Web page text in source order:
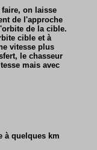
on laisse
de l'approche
de la cible.
cible et à
vitesse plus
le chasseur
mais avec
à quelques km